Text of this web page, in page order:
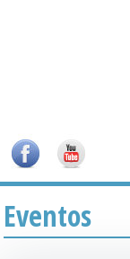
Eventos